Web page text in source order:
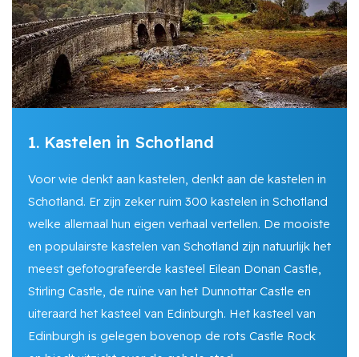
1. Kastelen in Schotland
Voor wie denkt aan kastelen, denkt aan de kastelen in
Schotland. Er zijn zeker ruim 300 kastelen in Schotland
welke allemaal hun eigen verhaal vertellen. De mooiste
en populairste kastelen van Schotland zijn natuurlijk het
meest gefotografeerde kasteel Eilean Donan Castle,
Stirling Castle, de ruïne van het Dunnottar Castle en
uiteraard het kasteel van Edinburgh. Het kasteel van
Edinburgh is gelegen bovenop de rots Castle Rock